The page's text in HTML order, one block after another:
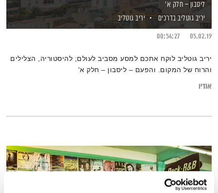
ליסבון – חלק א'
יריב גוטליב בדרכים
יריב גוטליב
05.02.19
00:54:27
יריב גוטליב לוקח אתכם למסע מסביב לעולם; להיסטוריה, הצלילים
והרוח של המקום. והפעם – ליסבון – חלק א'
אודיו